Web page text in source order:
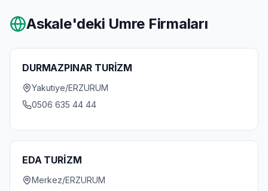
Askale'deki Umre Firmaları
DURMAZPINAR TURİZM
Yakutiye/ERZURUM
0506 635 44 44
EDA TURİZM
Merkez/ERZURUM